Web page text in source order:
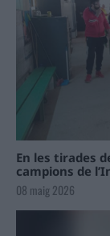
En les tirades
campions de
08 maig 2026